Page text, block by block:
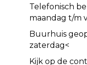
Telefonisch
maandag t/m
Buurhuis
zaterdag<
Kijk op de